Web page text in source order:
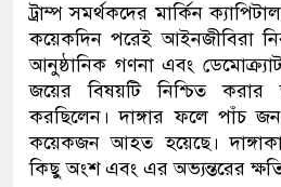
ট্রাম্প সমর্থকদের মার্কিন
কয়েকদিন পরেই আইনজীবিরা
আনুষ্ঠানিক গণনা এবং
জয়ের বিষয়টি নিশ্চিত
করছিলেন। দাঙ্গার ফলে পাঁচ
কয়েকজন আহত হয়েছে।
কিছু অংশ এবং এর অভ্যন্তরের